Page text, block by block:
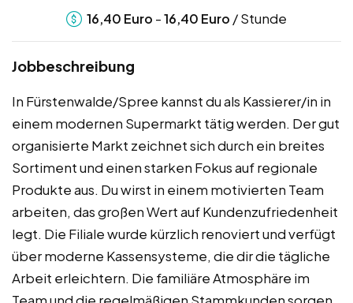
16,40 Euro -16,40 Euro / Stunde
Jobbeschreibung
In Fürstenwalde/Spree kannst du als Kassierer/in in
einem modernen Supermarkt tätig werden. Der gut
organisierte Markt zeichnet sich durch ein breites
Sortiment und einen starken Fokus auf regionale
Produkte aus. Du wirst in einem motivierten Team
arbeiten, das großen Wert auf Kundenzufriedenheit
legt. Die Filiale wurde kürzlich renoviert und verfügt
über moderne Kassensysteme, die dir die tägliche
Arbeit erleichtern. Die familiäre Atmosphäre im